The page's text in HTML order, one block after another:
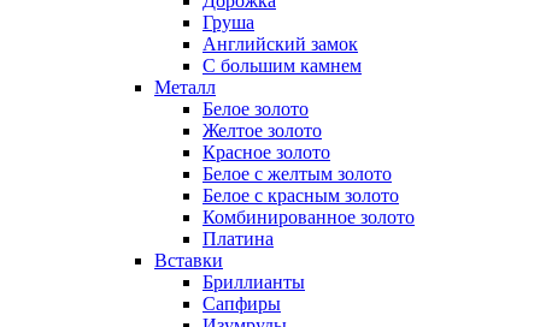
Груша
Английский замок
С большим камнем
Металл
Белое золото
Желтое золото
Красное золото
Белое с желтым золото
Белое с красным золото
Комбинированное золото
Платина
Вставки
Бриллианты
Сапфиры